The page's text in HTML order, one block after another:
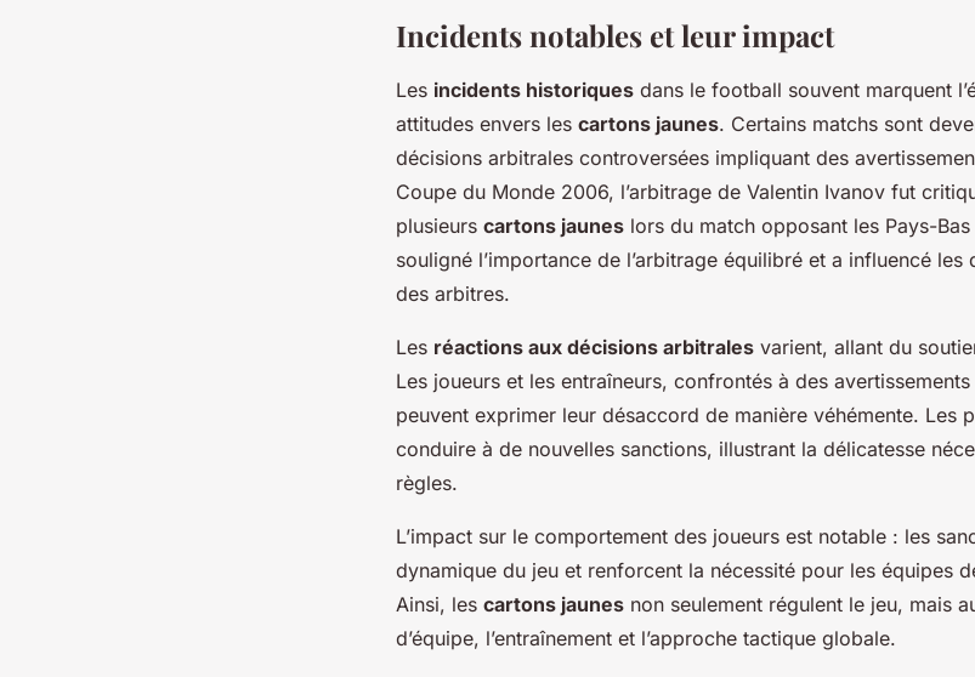
Incidents notables et leur impact
Les incidents historiques dans le football souvent marquent
attitudes envers les cartons jaunes. Certains matchs sont
décisions arbitrales controversées impliquant des
Coupe du Monde 2006, l’arbitrage de Valentin Ivanov fut
plusieurs cartons jaunes lors du match opposant les Pays-
souligné l’importance de l’arbitrage équilibré et a influencé
des arbitres.
Les réactions aux décisions arbitrales varient, allant du
Les joueurs et les entraîneurs, confrontés à des
peuvent exprimer leur désaccord de manière véhémente. Les
conduire à de nouvelles sanctions, illustrant la délicatesse
règles.
L’impact sur le comportement des joueurs est notable : les
dynamique du jeu et renforcent la nécessité pour les équipes
Ainsi, les cartons jaunes non seulement régulent le jeu, mais
d’équipe, l’entraînement et l’approche tactique globale.